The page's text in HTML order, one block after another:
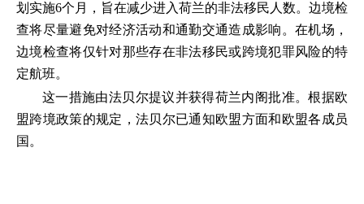
划实施6个月，旨在减少进入荷兰的非法移民人数。边境检
查将尽量避免对经济活动和通勤交通造成影响。在机场，
边境检查将仅针对那些存在非法移民或跨境犯罪风险的特
定航班。
这一措施由法贝尔提议并获得荷兰内阁批准。根据欧
盟跨境政策的规定，法贝尔已通知欧盟方面和欧盟各成员
国。